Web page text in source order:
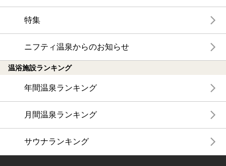
特集
ニフティ温泉からのお知らせ
温浴施設ランキング
年間温泉ランキング
月間温泉ランキング
サウナランキング